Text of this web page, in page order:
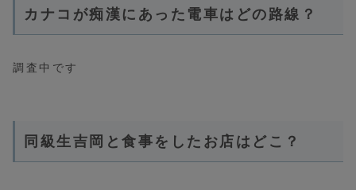
カナコが痴漢にあった電車はどの路線？
調査中です
同級生吉岡と食事をしたお店はどこ？